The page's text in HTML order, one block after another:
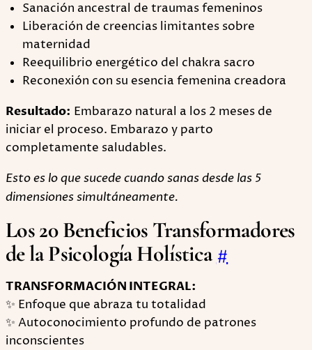
Sanación ancestral de traumas femeninos
Liberación de creencias limitantes sobre
maternidad
Reequilibrio energético del chakra sacro
Reconexión con su esencia femenina creadora
Resultado: Embarazo natural a los 2 meses de
iniciar el proceso. Embarazo y parto
completamente saludables.
Esto es lo que sucede cuando sanas desde las 5
dimensiones simultáneamente.
Los 20 Beneficios Transformadores
de la Psicología Holística#
TRANSFORMACIÓN INTEGRAL:
✨ Enfoque que abraza tu totalidad
✨ Autoconocimiento profundo de patrones
inconscientes